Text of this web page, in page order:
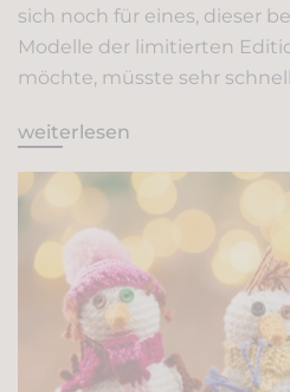
sich noch für eines, dieser
Modelle der limitierten
möchte, müsste sehr
weiterlesen